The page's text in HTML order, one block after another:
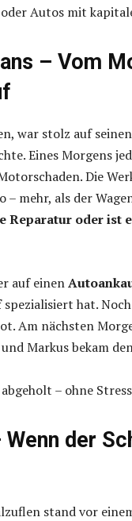
Autos mit
– Vom
war stolz auf
Eines Morgens
Die
mehr, als der
Reparatur oder ist
auf einen
spezialisiert hat.
Am nächsten
Markus bekam
– ohne
der
stand vor